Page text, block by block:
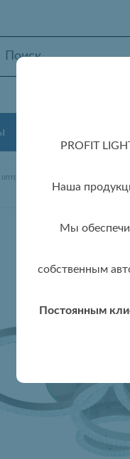
PROFIT
Наша
Мы
собственным
Постоянным